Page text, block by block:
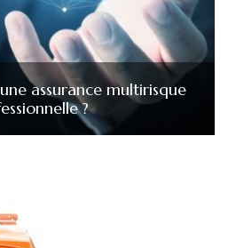
assurance multirisque
?